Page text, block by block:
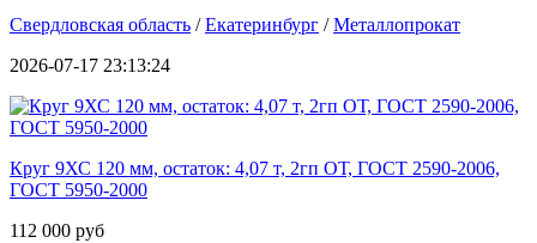
Свердловская область /Екатеринбург /Металлопрокат
2026-07-17 23:13:24
Круг 9ХС 120 мм, остаток: 4,07 т, 2гп ОТ, ГОСТ 2590-2006,
ГОСТ 5950-2000
112 000 руб